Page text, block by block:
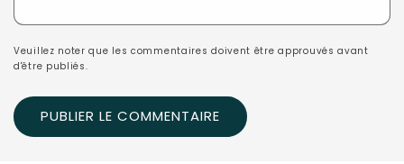
Veuillez noter que les commentaires doivent être approuvés avant
d'être publiés.